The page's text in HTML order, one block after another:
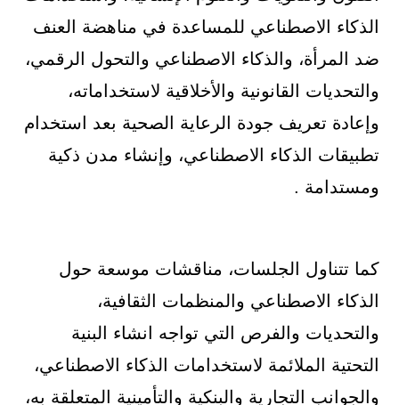
الذكاء الاصطناعي للمساعدة في مناهضة العنف
ضد المرأة، والذكاء الاصطناعي والتحول الرقمي،
والتحديات القانونية والأخلاقية لاستخداماته،
وإعادة تعريف جودة الرعاية الصحية بعد استخدام
تطبيقات الذكاء الاصطناعي، وإنشاء مدن ذكية
ومستدامة .
كما تتناول الجلسات، مناقشات موسعة حول
الذكاء الاصطناعي والمنظمات الثقافية،
والتحديات والفرص التي تواجه انشاء البنية
التحتية الملائمة لاستخدامات الذكاء الاصطناعي،
والجوانب التجارية والبنكية والتأمينية المتعلقة به،